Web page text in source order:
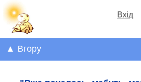
Вхід
▲ Вгору